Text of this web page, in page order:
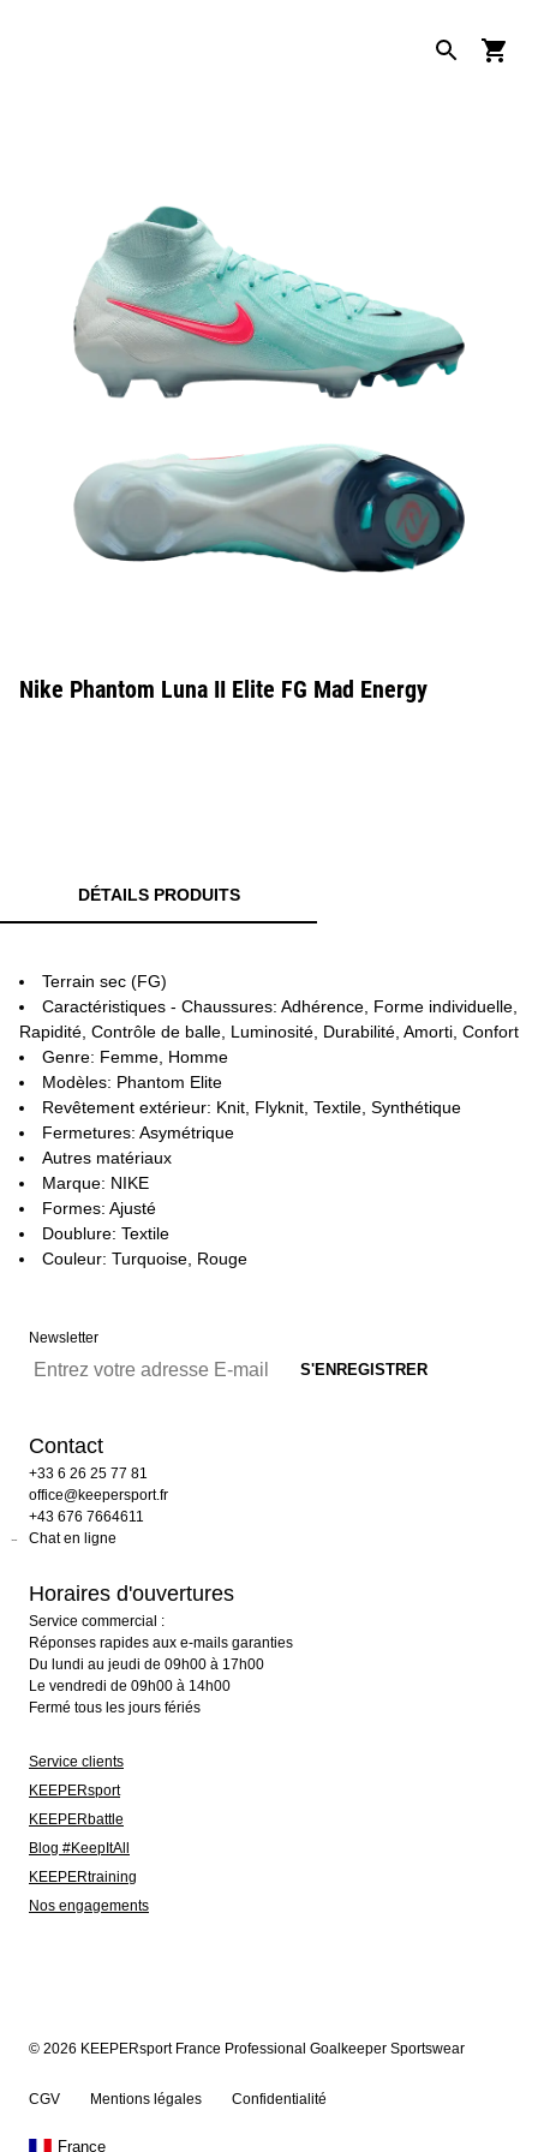
Nike Phantom Luna II Elite FG Mad Energy
DÉTAILS PRODUITS
Terrain sec (FG)
Caractéristiques - Chaussures: Adhérence, Forme individuelle,
Rapidité, Contrôle de balle, Luminosité, Durabilité, Amorti, Confort
Genre: Femme, Homme
Modèles: Phantom Elite
Revêtement extérieur: Knit, Flyknit, Textile, Synthétique
Fermetures: Asymétrique
Autres matériaux
Marque: NIKE
Formes: Ajusté
Doublure: Textile
Couleur: Turquoise, Rouge
Newsletter
Contact
+33 6 26 25 77 81
office@keepersport.fr
+43 676 7664611
Chat en ligne
Horaires d'ouvertures
Service commercial :
Réponses rapides aux e-mails garanties
Du lundi au jeudi de 09h00 à 17h00
Le vendredi de 09h00 à 14h00
Fermé tous les jours fériés
Service clients
KEEPERsport
KEEPERbattle
Blog #KeepItAll
KEEPERtraining
Nos engagements
© 2026 KEEPERsport France Professional Goalkeeper Sportswear
CGV Mentions légales Confidentialité
France